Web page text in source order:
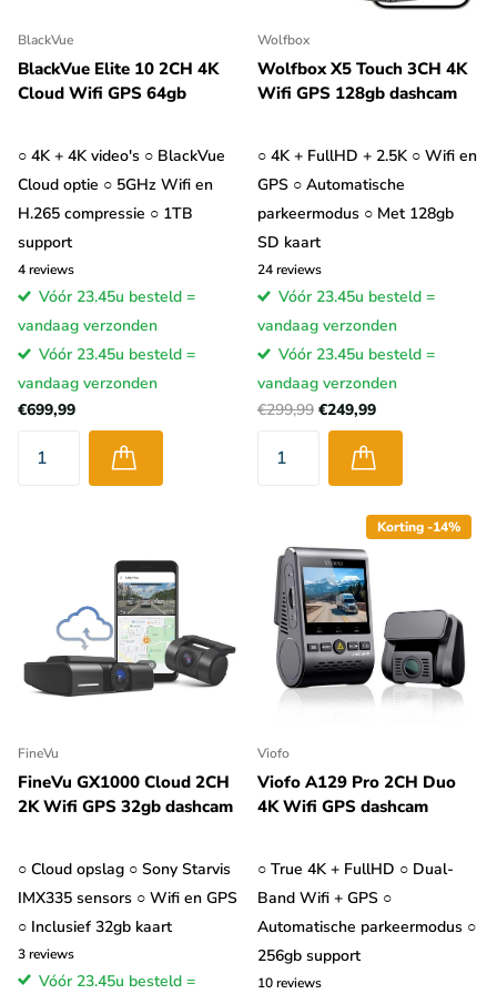
overbodig?
Als je een dashcam met GPS gebruikt voor de veiligheid en om
eventuele incidenten in het verkeer vast te leggen is de GPS een
Daarnaast kan met de GPS functie duidelijk worden aangetoond
waar een bepaald incident heeft plaatsgevonden.Meeste
dashcams zijn tegenwoordig standaard al uitgerust met GPS,
je hoeft het daarom vaak niet mee te nemen in je overweging
Bovendien zijn auto camera’s met GPS vaak niet eens veel
duurder dan auto camera’s zonder GPS.
GPS data met video op PC bekijken
De meeste dashcams met GPS van een bekend merk worden
geleverd met software die speciaal voor dat merk is ontwikkeld.
De beste gratis software voor dashcams met GPS is Registrator
viewer (DataKam player voor Mac computers). Bekijk
om de software te installeren.
BlackVue
BlackVue Elite 10 2CH 4K
Cloud Wifi GPS 64gb
○ 4K + 4K video's ○ BlackVue
Cloud optie ○ 5GHz Wifi en
H.265 compressie ○ 1TB
support
4reviews
Vóór 23.45u besteld =
vandaag verzonden
Vóór 23.45u besteld =
vandaag verzonden
€699,99
Wolfbox
Wolfbox X5 Touch 3CH 4K
Wifi GPS 128gb dashcam
○ 4K + FullHD + 2.5K ○ Wifi en
GPS ○ Automatische
parkeermodus ○ Met 128gb
SD kaart
24reviews
Vóór 23.45u besteld =
vandaag verzonden
Vóór 23.45u besteld =
vandaag verzonden
€299,99 €249,99
FineVu
FineVu GX1000 Cloud 2CH
2K Wifi GPS 32gb dashcam
○ Cloud opslag ○ Sony Starvis
IMX335 sensors ○ Wifi en GPS
○ Inclusief 32gb kaart
3reviews
Vóór 23.45u besteld =
Korting -14%
Viofo
Viofo A129 Pro 2CH Duo
4K Wifi GPS dashcam
○ True 4K + FullHD ○ Dual-
Band Wifi + GPS ○
Automatische parkeermodus ○
256gb support
10reviews